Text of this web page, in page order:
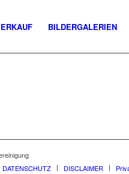
BILDERGALERIEN
DATENSCHUTZ DISCLAIMER